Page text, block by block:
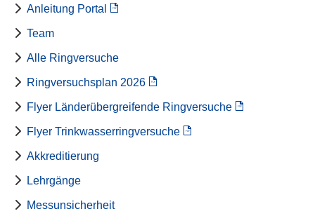
Anleitung Portal
Team
Alle Ringversuche
Ringversuchsplan 2026
Flyer Länderübergreifende Ringversuche
Flyer Trinkwasserringversuche
Akkreditierung
Lehrgänge
Messunsicherheit